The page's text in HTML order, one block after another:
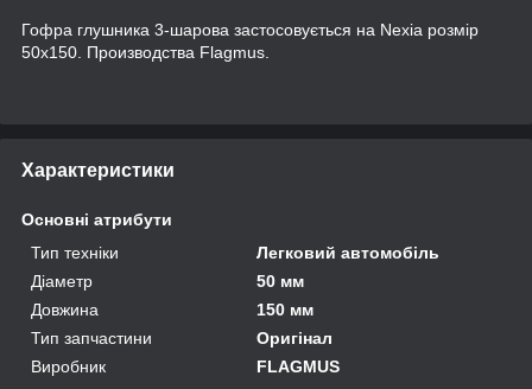
Гофра глушника 3-шарова застосовується на Nexia розмір
50х150. Производства Flagmus.
Характеристики
Основні атрибути
Тип техніки
Легковий автомобіль
Діаметр
50 мм
Довжина
150 мм
Тип запчастини
Оригінал
Виробник
FLAGMUS